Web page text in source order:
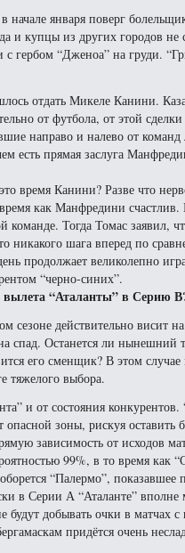
января поверг
и купцы из других городов
с гербом “Дженоа” на груди.
отдать Микеле Канини.
от футбола, от этой
направо и налево от
есть прямая заслуга
время Канини? Разве что
как Манфредини
команде. Тогда Томас заявил,
никакого шага вперед по
продолжает великолепно
“черно-синих”.
вылета “Аталанты” в Серию
сезоне действительно висит
спад. Останется ли нынешний
его сменщик? В этом
тяжелого выбора.
и от состояния
зоны, рискуя
зависимость от исходов
99%, в то время как
“Палермо”, показавшее
в Серии А “Аталанте”
будут добывать очки в матчах
придётся очень